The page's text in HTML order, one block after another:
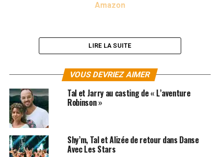
Amazon
LIRE LA SUITE
VOUS DEVRIEZ AIMER
Tal et Jarry au casting de « L’aventure
Robinson »
Shy’m, Tal et Alizée de retour dans Danse
Avec Les Stars